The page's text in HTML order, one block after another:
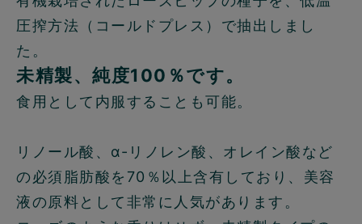
圧搾方法（コールドプレス）で抽出しまし
た。
未精製、純度100％です。
食用として内服することも可能。
リノール酸、α-リノレン酸、オレイン酸など
の必須脂肪酸を70％以上含有しており、美容
液の原料として非常に人気があります。